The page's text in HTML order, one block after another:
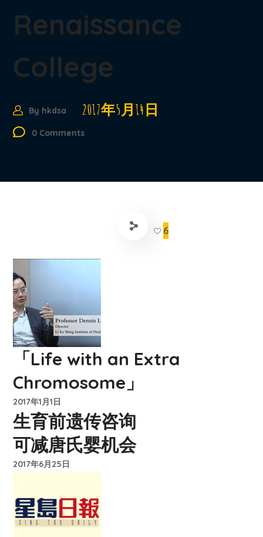
Renaissance
College
By hkdsa 2017年5月14日
0 Comments
6
「Life with an Extra
Chromosome」
2017年1月1日
生育前遗传咨询
可减唐氏婴机会
2017年6月25日